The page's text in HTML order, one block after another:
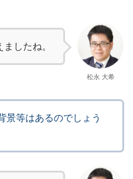
したね。
松永 大希
景等はあるのでしょう